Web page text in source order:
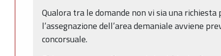
Qualora tra le domande non vi sia una
l’assegnazione dell’area demaniale avviene
concorsuale.